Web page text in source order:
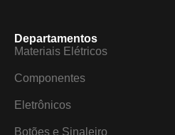
Departamentos
Materiais Elétricos
Componentes
Eletrônicos
Botões e Sinaleiro